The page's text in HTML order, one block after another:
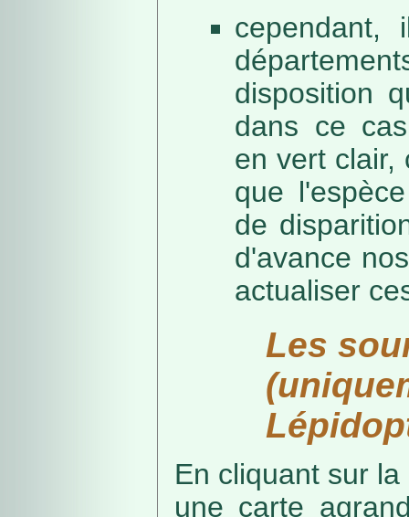
cependant,
disposition
dans ce
en vert clair,
que
de
d'avance
actualiser
Les
En cliquant sur
une carte